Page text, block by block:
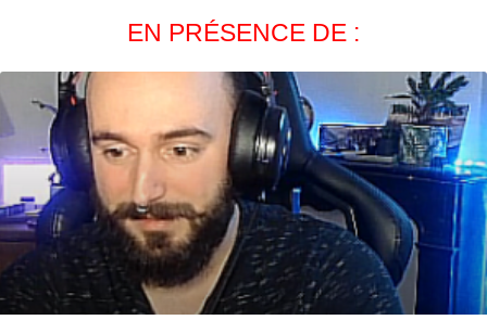
EN PRÉSENCE DE :